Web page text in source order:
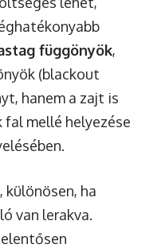
függönyök,
(blackout
hanem a zajt is
mellé helyezése
különösen, ha
van lerakva.